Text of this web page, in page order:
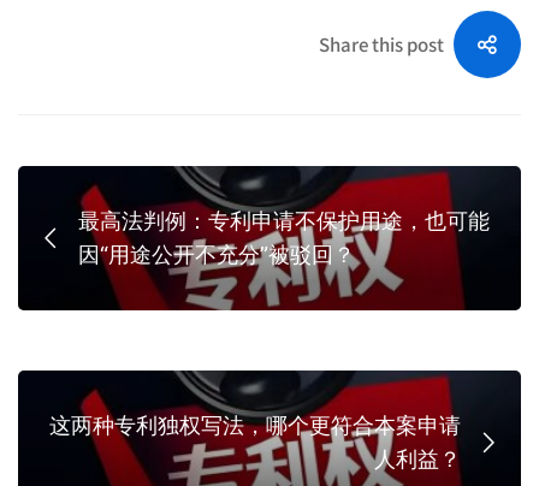
Share this post
最高法判例：专利申请不保护用途，也可能
因“用途公开不充分”被驳回？
这两种专利独权写法，哪个更符合本案申请
人利益？